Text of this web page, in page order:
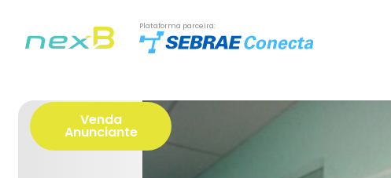
Plataforma parceira:
Venda
Anunciante